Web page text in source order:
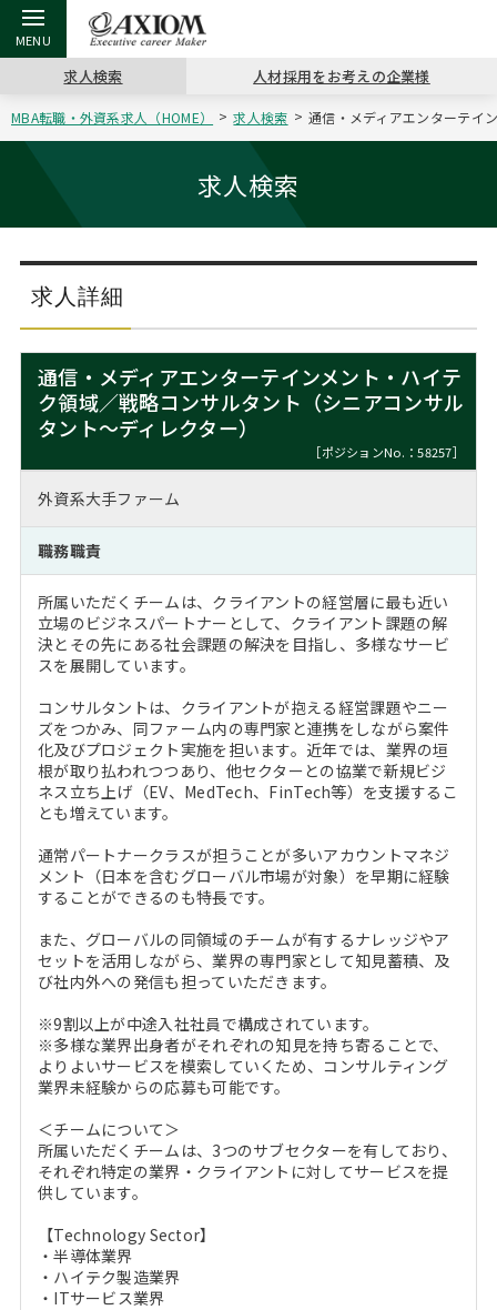
戻る
アクシアムの特長
戻る
コンサ
サービス案内
戻る
キャリ
コンサルタントの紹介
戻る
キャリア支援 TOP
キャリアデザイン講座
（最新求人市場動向）
戻る
MBAの
おわり
ステージ別アドバイス
MBAの転職事例
MBAからのFAQ
戻る
日本か
インターン受入企業一覧
年齢と年収の相関図
戻る
転職ツール TOP
英文レジュメの書き方
戻る
パワー
職務経歴書の書き方
よくある面接Q&A集
戻る
転職コラム TOP
“展”職相談室
転職市場の明日をよめ
転職成功への4つの鍵
注目企業インタビュー
戻る
イベント・セミナー TOP
ジョブフェア
キャリアデザインセミナー
キャリアフォーラム
Career Talk Live
MBA NETWORKING
戻る
会社概要 TOP
沿革
主なクライアント
採用情報
ニュースリリース
求人検索 人材採用をお考えの企業様
MBA転職・外資系求人（HOME） 求人検索 通信・メディアエンターテイ
求人検索
求人詳細
通信・メディアエンターテインメント・ハイテ
ク領域／戦略コンサルタント（シニアコンサル
タント～ディレクター）
［ポジションNo.：58257］
外資系大手ファーム
職務職責
所属いただくチームは、クライアントの経営層に最も近い
立場のビジネスパートナーとして、クライアント課題の解
決とその先にある社会課題の解決を目指し、多様なサービ
スを展開しています。
コンサルタントは、クライアントが抱える経営課題やニー
ズをつかみ、同ファーム内の専門家と連携をしながら案件
化及びプロジェクト実施を担います。近年では、業界の垣
根が取り払われつつあり、他セクターとの協業で新規ビジ
ネス立ち上げ（EV、MedTech、FinTech等）を支援するこ
とも増えています。
通常パートナークラスが担うことが多いアカウントマネジ
メント（日本を含むグローバル市場が対象）を早期に経験
することができるのも特長です。
また、グローバルの同領域のチームが有するナレッジやア
セットを活用しながら、業界の専門家として知見蓄積、及
び社内外への発信も担っていただきます。
※9割以上が中途入社社員で構成されています。
※多様な業界出身者がそれぞれの知見を持ち寄ることで、
よりよいサービスを模索していくため、コンサルティング
業界未経験からの応募も可能です。
＜チームについて＞
所属いただくチームは、3つのサブセクターを有しており、
それぞれ特定の業界・クライアントに対してサービスを提
供しています。
【Technology Sector】
・半導体業界
・ハイテク製造業界
・ITサービス業界